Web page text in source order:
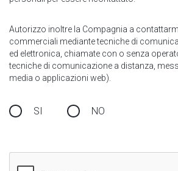
Autorizzo inoltre la Compagnia a
commerciali mediante tecniche di
ed elettronica, chiamate con o senza
tecniche di comunicazione a distanza,
media o applicazioni web).
SI NO